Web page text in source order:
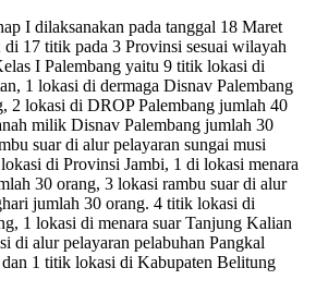
I dilaksanakan pada tanggal 18 Maret
17 titik pada 3 Provinsi sesuai wilayah
I Palembang yaitu 9 titik lokasi di
1 lokasi di dermaga Disnav Palembang
2 lokasi di DROP Palembang jumlah 40
milik Disnav Palembang jumlah 30
suar di alur pelayaran sungai musi
di Provinsi Jambi, 1 di lokasi menara
30 orang, 3 lokasi rambu suar di alur
jumlah 30 orang. 4 titik lokasi di
1 lokasi di menara suar Tanjung Kalian
di alur pelayaran pelabuhan Pangkal
1 titik lokasi di Kabupaten Belitung